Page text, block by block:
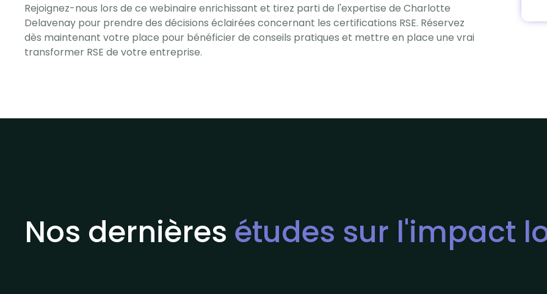
Rejoignez-nous lors de ce webinaire enrichissant et tirez parti de l'expertise de Charlotte
Delavenay pour prendre des décisions éclairées concernant les certifications RSE. Réservez
dès maintenant votre place pour bénéficier de conseils pratiques et mettre en place une vrai
transformer RSE de votre entreprise.
Nos dernières études sur l'impact